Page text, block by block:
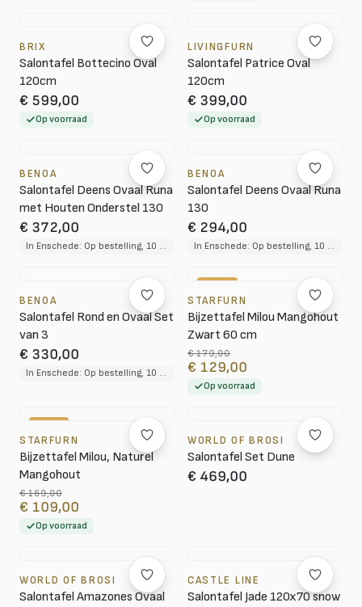
BRIX
Salontafel Bottecino Oval
120cm
€ 599,00
Op voorraad
LIVINGFURN
Salontafel Patrice Oval
120cm
€ 399,00
Op voorraad
BENOA
Salontafel Deens Ovaal Runa
met Houten Onderstel 130
€ 372,00
In Enschede: Op bestelling, 10 tot 12 weken levertijd
BENOA
Salontafel Deens Ovaal Runa
130
€ 294,00
In Enschede: Op bestelling, 10 tot 12 weken levertijd
BENOA
Salontafel Rond en Ovaal Set
van 3
€ 330,00
In Enschede: Op bestelling, 10 tot 12 weken levertijd
STARFURN
Bijzettafel Milou Mangohout
Zwart 60 cm
€ 179,00
€ 129,00
Op voorraad
STARFURN
Bijzettafel Milou, Naturel
Mangohout
€ 169,00
€ 109,00
Op voorraad
WORLD OF BROSI
Salontafel Set Dune
€ 469,00
WORLD OF BROSI
Salontafel Amazones Ovaal
CASTLE LINE
Salontafel Jade 120x70 snow